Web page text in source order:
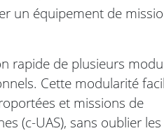
un équipement de
rapide de plusieurs
Cette modularité
et missions de
(c-UAS), sans oublier